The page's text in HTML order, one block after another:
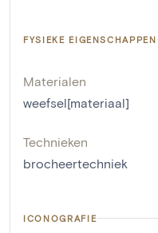
FYSIEKE EIGENSCHAPPEN
Materialen
weefsel[materiaal]
Technieken
brocheertechniek
ICONOGRAFIE